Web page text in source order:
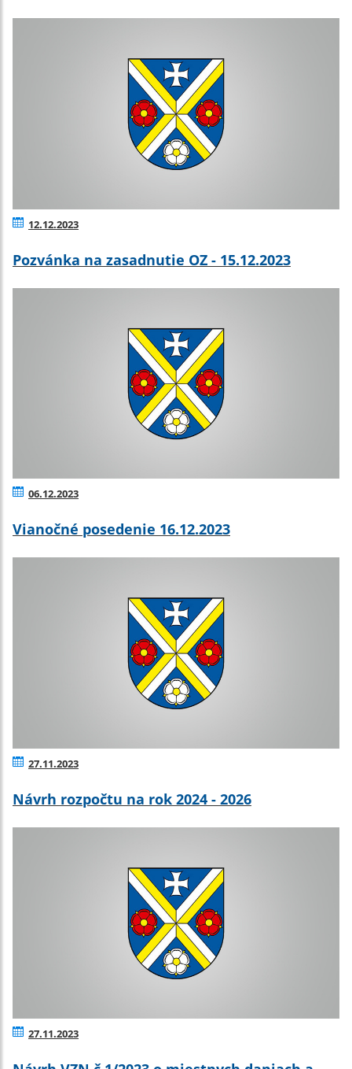
12.12.2023
Pozvánka na zasadnutie OZ - 15.12.2023
06.12.2023
Vianočné posedenie 16.12.2023
27.11.2023
Návrh rozpočtu na rok 2024 - 2026
27.11.2023